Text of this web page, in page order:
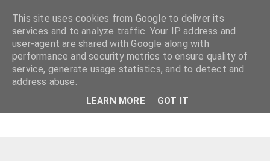
This site uses cookies from Google to deliver its
services and to analyze traffic. Your IP address and
user-agent are shared with Google along with
performance and security metrics to ensure quality of
service, generate usage statistics, and to detect and
address abuse.
LEARN MORE GOT IT